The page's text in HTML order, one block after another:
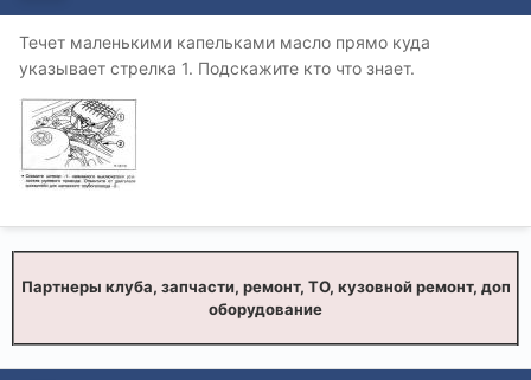
Течет маленькими капельками масло прямо куда
указывает стрелка 1. Подскажите кто что знает.
Партнеры клуба, запчасти, ремонт, ТО, кузовной ремонт, доп
оборудование